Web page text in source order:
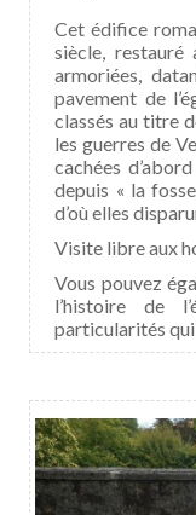
Cet édifice
siècle, restauré
armoriées,
pavement de
classés au titre
les guerres de
cachées
depuis « la
d’où elles
Visite libre aux
Vous pouvez
l’histoire de
particularités